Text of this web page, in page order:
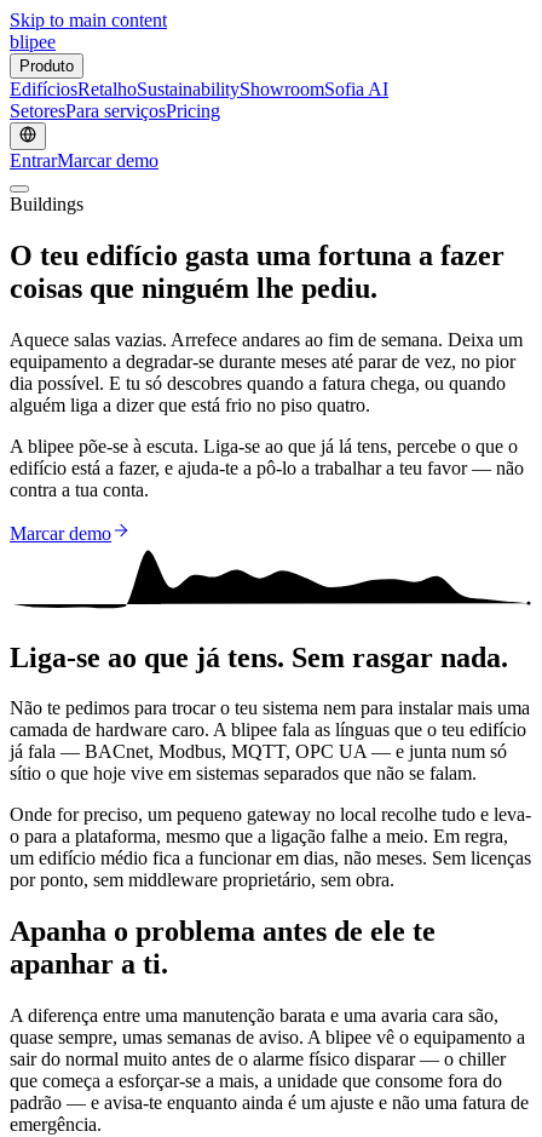
Skip to main content
blipee
Produto
EdifíciosRetalhoSustainabilityShowroomSofia AI
SetoresPara serviçosPricing
EntrarMarcar demo
Buildings
O teu edifício gasta uma fortuna a fazer
coisas que ninguém lhe pediu.
Aquece salas vazias. Arrefece andares ao fim de semana. Deixa um
equipamento a degradar-se durante meses até parar de vez, no pior
dia possível. E tu só descobres quando a fatura chega, ou quando
alguém liga a dizer que está frio no piso quatro.
A blipee põe-se à escuta. Liga-se ao que já lá tens, percebe o que o
edifício está a fazer, e ajuda-te a pô-lo a trabalhar a teu favor — não
contra a tua conta.
Marcar demo
Liga-se ao que já tens. Sem rasgar nada.
Não te pedimos para trocar o teu sistema nem para instalar mais uma
camada de hardware caro. A blipee fala as línguas que o teu edifício
já fala — BACnet, Modbus, MQTT, OPC UA — e junta num só
sítio o que hoje vive em sistemas separados que não se falam.
Onde for preciso, um pequeno gateway no local recolhe tudo e leva-
o para a plataforma, mesmo que a ligação falhe a meio. Em regra,
um edifício médio fica a funcionar em dias, não meses. Sem licenças
por ponto, sem middleware proprietário, sem obra.
Apanha o problema antes de ele te
apanhar a ti.
A diferença entre uma manutenção barata e uma avaria cara são,
quase sempre, umas semanas de aviso. A blipee vê o equipamento a
sair do normal muito antes de o alarme físico disparar — o chiller
que começa a esforçar-se a mais, a unidade que consome fora do
padrão — e avisa-te enquanto ainda é um ajuste e não uma fatura de
emergência.